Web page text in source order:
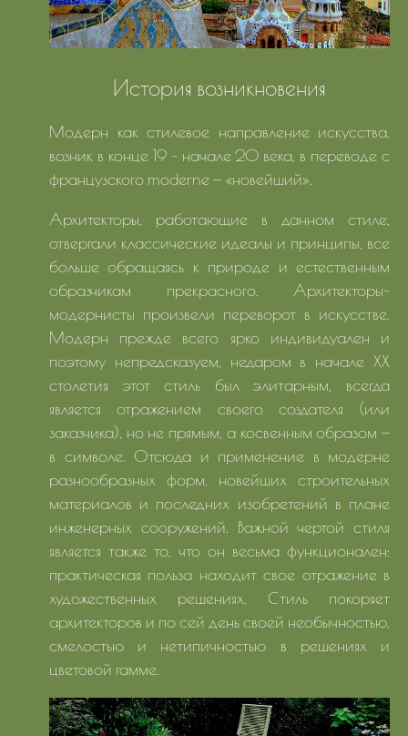
История возникновения
Модерн как стилевое направление искусства,
возник в конце 19 - начале 20 века, в переводе с
французского moderne — «новейший».
Архитекторы, работающие в данном стиле,
отвергали классические идеалы и принципы, все
больше обращаясь к природе и естественным
образчикам прекрасного. Архитекторы-
модернисты произвели переворот в искусстве.
Модерн прежде всего ярко индивидуален и
поэтому непредсказуем, недаром в начале XX
столетия этот стиль был элитарным, всегда
является отражением своего создателя (или
заказчика), но не прямым, а косвенным образом —
в символе. Отсюда и применение в модерне
разнообразных форм, новейших строительных
материалов и последних изобретений в плане
инженерных сооружений. Важной чертой стиля
является также то, что он весьма функционален:
практическая польза находит свое отражение в
художественных решениях. Стиль покоряет
архитекторов и по сей день своей необычностью,
смелостью и нетипичностью в решениях и
цветовой гамме.